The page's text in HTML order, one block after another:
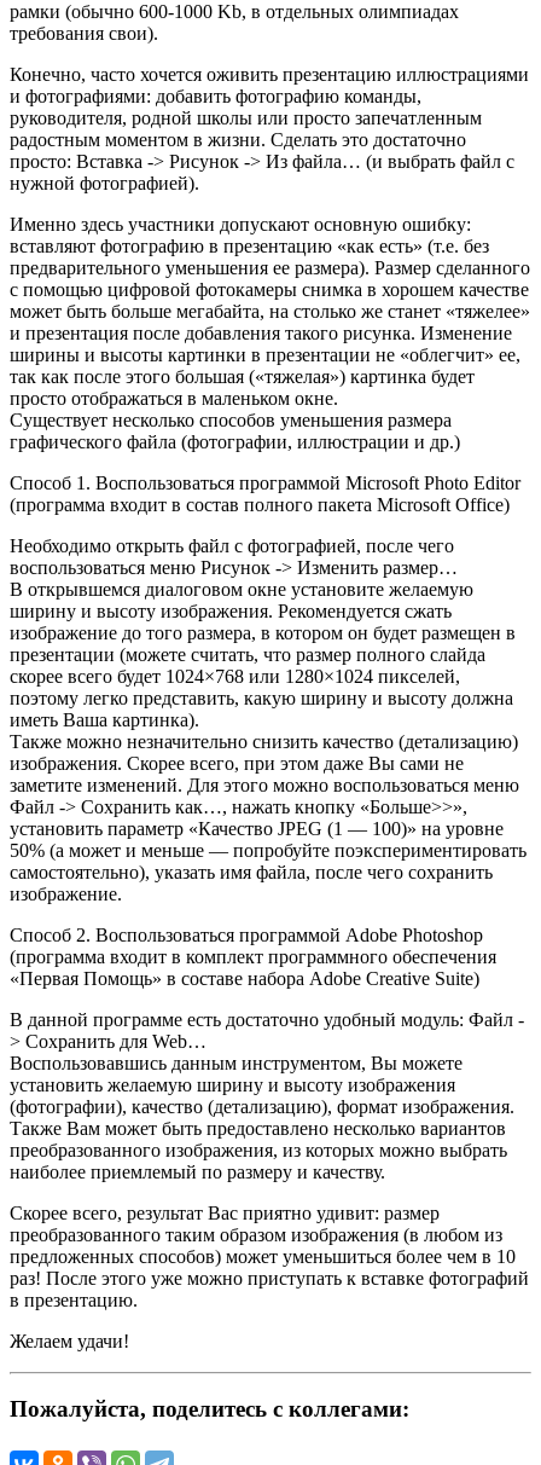
рамки (обычно 600-1000 Kb, в отдельных олимпиадах
требования свои).
Конечно, часто хочется оживить презентацию иллюстрациями
и фотографиями: добавить фотографию команды,
руководителя, родной школы или просто запечатленным
радостным моментом в жизни. Сделать это достаточно
просто: Вставка -> Рисунок -> Из файла… (и выбрать файл с
нужной фотографией).
Именно здесь участники допускают основную ошибку:
вставляют фотографию в презентацию «как есть» (т.е. без
предварительного уменьшения ее размера). Размер сделанного
с помощью цифровой фотокамеры снимка в хорошем качестве
может быть больше мегабайта, на столько же станет «тяжелее»
и презентация после добавления такого рисунка. Изменение
ширины и высоты картинки в презентации не «облегчит» ее,
так как после этого большая («тяжелая») картинка будет
просто отображаться в маленьком окне.
Существует несколько способов уменьшения размера
графического файла (фотографии, иллюстрации и др.)
Способ 1. Воспользоваться программой Microsoft Photo Editor
(программа входит в состав полного пакета Microsoft Office)
Необходимо открыть файл с фотографией, после чего
воспользоваться меню Рисунок -> Изменить размер…
В открывшемся диалоговом окне установите желаемую
ширину и высоту изображения. Рекомендуется сжать
изображение до того размера, в котором он будет размещен в
презентации (можете считать, что размер полного слайда
скорее всего будет 1024×768 или 1280×1024 пикселей,
поэтому легко представить, какую ширину и высоту должна
иметь Ваша картинка).
Также можно незначительно снизить качество (детализацию)
изображения. Скорее всего, при этом даже Вы сами не
заметите изменений. Для этого можно воспользоваться меню
Файл -> Сохранить как…, нажать кнопку «Больше>>»,
установить параметр «Качество JPEG (1 — 100)» на уровне
50% (а может и меньше — попробуйте поэкспериментировать
самостоятельно), указать имя файла, после чего сохранить
изображение.
Способ 2. Воспользоваться программой Adobe Photoshop
(программа входит в комплект программного обеспечения
«Первая Помощь» в составе набора Adobe Creative Suite)
В данной программе есть достаточно удобный модуль: Файл -
> Сохранить для Web…
Воспользовавшись данным инструментом, Вы можете
установить желаемую ширину и высоту изображения
(фотографии), качество (детализацию), формат изображения.
Также Вам может быть предоставлено несколько вариантов
преобразованного изображения, из которых можно выбрать
наиболее приемлемый по размеру и качеству.
Скорее всего, результат Вас приятно удивит: размер
преобразованного таким образом изображения (в любом из
предложенных способов) может уменьшиться более чем в 10
раз! После этого уже можно приступать к вставке фотографий
в презентацию.
Желаем удачи!
Пожалуйста, поделитесь с коллегами: